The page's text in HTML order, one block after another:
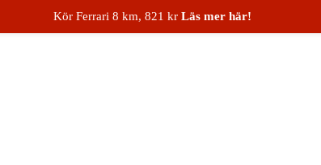
Kör Ferrari 8 km, 821 kr Läs mer här!